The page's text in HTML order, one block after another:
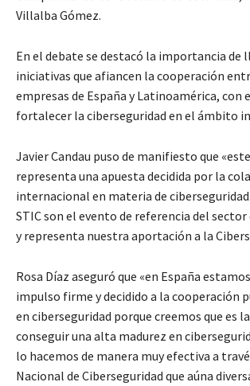
Villalba Gómez.
En el debate se destacó la importancia de
iniciativas que afiancen la cooperación
empresas de España y Latinoamérica, con
fortalecer la ciberseguridad en el ámbito
Javier Candau puso de manifiesto que
representa una apuesta decidida por la
internacional en materia de
STIC son el evento de referencia del
y representa nuestra aportación a la
Rosa Díaz aseguró que «en España
impulso firme y decidido a la cooperación
en ciberseguridad porque creemos que es
conseguir una alta madurez en
lo hacemos de manera muy efectiva a
Nacional de Ciberseguridad que aúna